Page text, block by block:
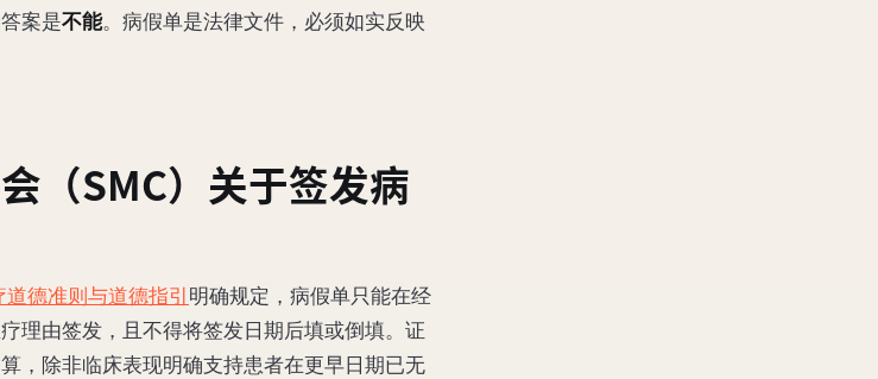
案是不能。病假单是法律文件，必须如实反映
（SMC）关于签发病
德准则与道德指引 明确规定，病假单只能在经
理由签发，且不得将签发日期后填或倒填。证
，除非临床表现明确支持患者在更早日期已无